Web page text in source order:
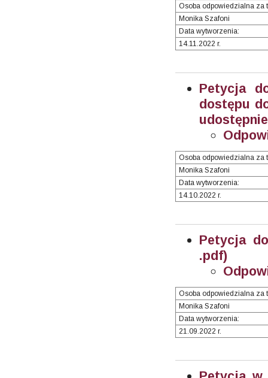
Osoba odpowiedzialna za
Monika Szafoni
Data wytworzenia:
14.11.2022 r.
Petycja
dostępu
Osoba odpowiedzialna za
Monika Szafoni
Data wytworzenia:
14.10.2022 r.
Petycja
.pdf)
Osoba odpowiedzialna za
Monika Szafoni
Data wytworzenia:
21.09.2022 r.